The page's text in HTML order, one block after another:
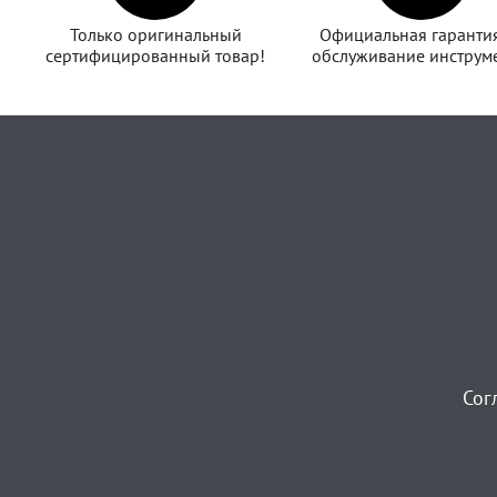
Только оригинальный
сертифицированный товар!
Официальная
обслуживание